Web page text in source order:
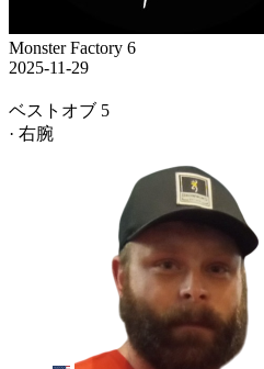
Monster Factory 6
2025-11-29
ベストオブ 5
· 右腕